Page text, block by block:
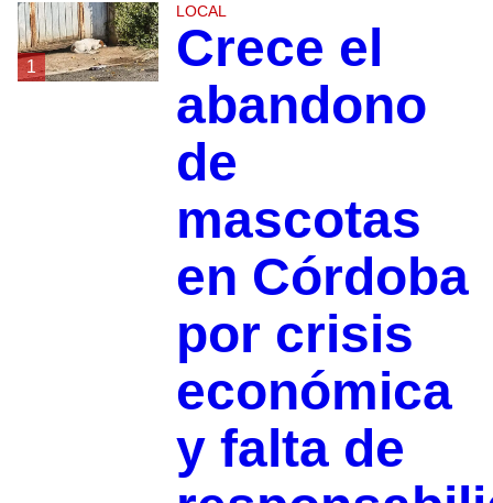
1
LOCAL
Crece el
abandono
de
mascotas
en Córdoba
por crisis
económica
y falta de